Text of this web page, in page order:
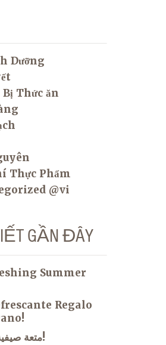
Dưỡng
Bị Thức ăn
Thực Phẩm
@vi
GẦN ĐÂY
Summer
Regalo
متعة صيفية منعشة!